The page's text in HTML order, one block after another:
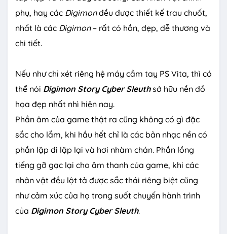
phụ, hay các Digimonđều được thiết kế trau chuốt,
nhất là các Digimon– rất có hồn, đẹp, dễ thương và
chi tiết.
Nếu như chỉ xét riêng hệ máy cầm tay PS Vita, thì có
thể nói Digimon Story Cyber Sleuthsở hữu nền đồ
họa đẹp nhất nhì hiện nay.
Phần âm của game thật ra cũng không có gì đặc
sắc cho lắm, khi hầu hết chỉ là các bản nhạc nền có
phần lặp đi lặp lại và hơi nhàm chán. Phần lồng
tiếng gỡ gạc lại cho âm thanh của game, khi các
nhân vật đều lột tả được sắc thái riêng biệt cũng
như cảm xúc của họ trong suốt chuyến hành trình
của Digimon Story Cyber Sleuth.